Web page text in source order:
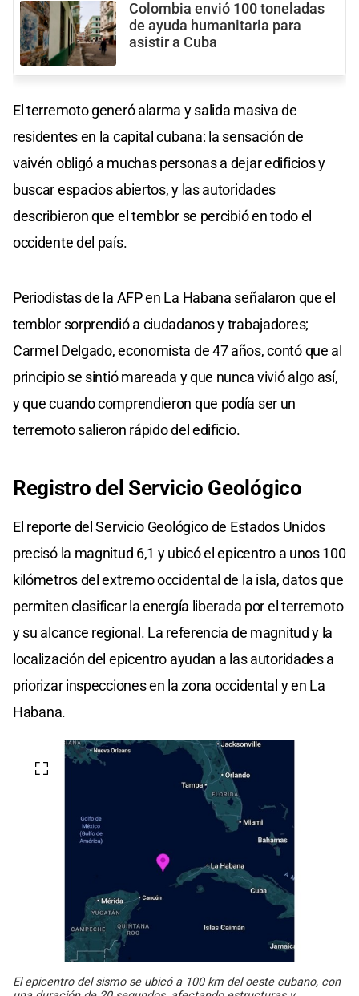
Colombia envió 100 toneladas
de ayuda humanitaria para
asistir a Cuba
El terremoto generó alarma y salida masiva de
residentes en la capital cubana: la sensación de
vaivén obligó a muchas personas a dejar edificios y
buscar espacios abiertos, y las autoridades
describieron que el temblor se percibió en todo el
occidente del país.
Periodistas de la AFP en La Habana señalaron que el
temblor sorprendió a ciudadanos y trabajadores;
Carmel Delgado, economista de 47 años, contó que al
principio se sintió mareada y que nunca vivió algo así,
y que cuando comprendieron que podía ser un
terremoto salieron rápido del edificio.
Registro del Servicio Geológico
El reporte del Servicio Geológico de Estados Unidos
precisó la magnitud 6,1 y ubicó el epicentro a unos 100
kilómetros del extremo occidental de la isla, datos que
permiten clasificar la energía liberada por el terremoto
y su alcance regional. La referencia de magnitud y la
localización del epicentro ayudan a las autoridades a
priorizar inspecciones en la zona occidental y en La
Habana.
El epicentro del sismo se ubicó a 100 km del oeste cubano, con